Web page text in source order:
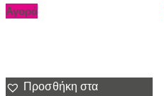
Αγορά
Προσθήκη στα